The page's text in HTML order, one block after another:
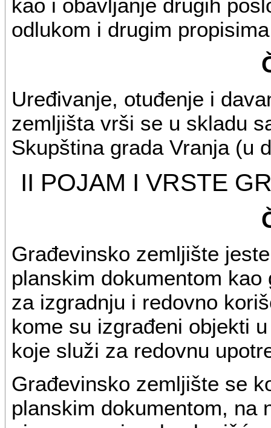
kao i obavljanje drugih
odlukom i drugim
Uređivanje, otuđenje i
zemljišta vrši se u skladu
Skupština grada Vranja (u
II POJAM I VRSTE
Građevinsko zemljište
planskim dokumentom
za izgradnju i redovno
kome su izgrađeni objekti
koje služi za redovnu
Građevinsko zemljište se
planskim dokumentom, na